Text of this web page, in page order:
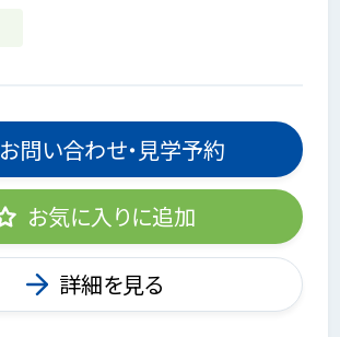
お問い合わせ・見学予約
お気に入りに追加
詳細を見る